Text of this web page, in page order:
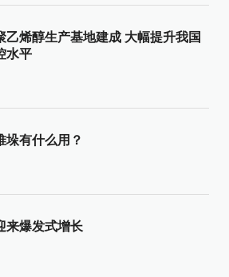
乙烯醇生产基地建成 大幅提升我国
水平
垛有什么用？
来爆发式增长